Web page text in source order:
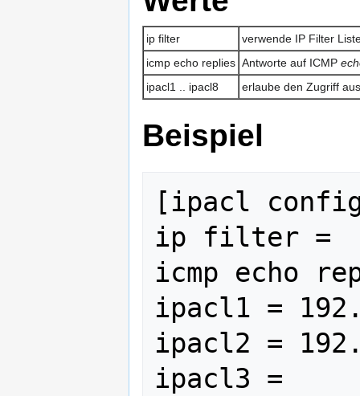
ip filter
verwende IP Filter
icmp echo replies Antworte auf ICMP
ipacl1 .. ipacl8
erlaube den Zugriff
Beispiel
[ipacl
ip filter =
icmp echo
ipacl1 =
ipacl2 =
ipacl3 =